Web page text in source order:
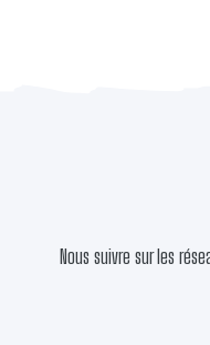
Nous suivre sur les